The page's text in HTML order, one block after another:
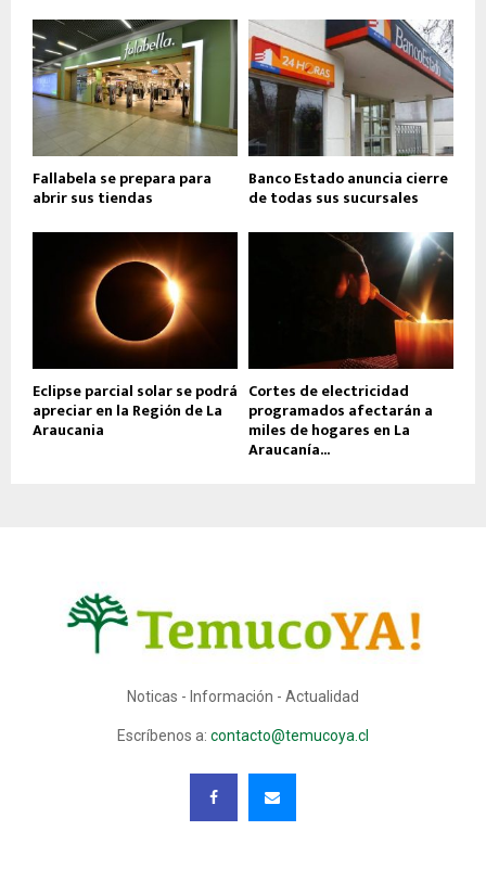
Fallabela se prepara para
abrir sus tiendas
Banco Estado anuncia cierre
de todas sus sucursales
Eclipse parcial solar se podrá
apreciar en la Región de La
Araucania
Cortes de electricidad
programados afectarán a
miles de hogares en La
Araucanía...
Noticas - Información - Actualidad
Escríbenos a: contacto@temucoya.cl